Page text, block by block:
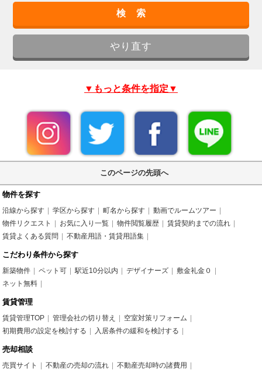
▼もっと条件を指定▼
このページの先頭へ
物件を探す
沿線から探す 学区から探す 町名から探す
動画でルームツアー
物件リクエスト
お気に入り一覧 物件閲覧履歴
賃貸契約までの流れ
賃貸よくある質問
不動産用語・賃貸用語集
こだわり条件から探す
新築物件 ペット可 駅近10分以内 デザイナーズ
敷金礼金０
ネット無料
賃貸管理
賃貸管理TOP 管理会社の切り替え
空室対策リフォーム
初期費用の設定を検討する
入居条件の緩和を検討する
売却相談
売買サイト 不動産の売却の流れ
不動産売却時の諸費用